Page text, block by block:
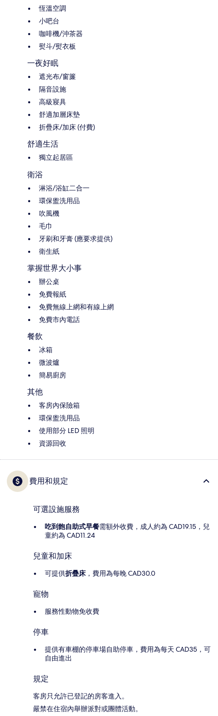
恆溫空調
小吧台
咖啡機/沖茶器
熨斗/熨衣板
一夜好眠
遮光布/窗簾
隔音設施
高級寢具
舒適加層床墊
折疊床/加床 (付費)
舒適生活
獨立起居區
衛浴
淋浴/浴缸二合一
環保盥洗用品
吹風機
毛巾
牙刷和牙膏 (應要求提供)
衛生紙
掌握世界大小事
辦公桌
免費報紙
免費無線上網和有線上網
免費市內電話
餐飲
冰箱
微波爐
簡易廚房
其他
客房內保險箱
環保盥洗用品
使用部分 LED 照明
資源回收
費用和規定
可選設施服務
吃到飽自助式早餐需額外收費，成人約為 CAD19.15，兒
童約為 CAD11.24
兒童和加床
可提供折疊床 ，費用為每晚 CAD30.0
寵物
服務性動物免收費
停車
提供有車棚的停車場自助停車，費用為每天 CAD35，可
自由進出
規定
客房只允許已登記的房客進入。
嚴禁在住宿內舉辦派對或團體活動。